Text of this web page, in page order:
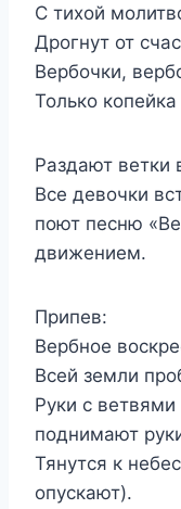
С тихой
Дрогнут от
Вербочки,
Только
Раздают ветки
Все девочки
поют песню
движением.
Припев:
Вербное
Всей земли
Руки с
поднимают
Тянутся к
опускают).